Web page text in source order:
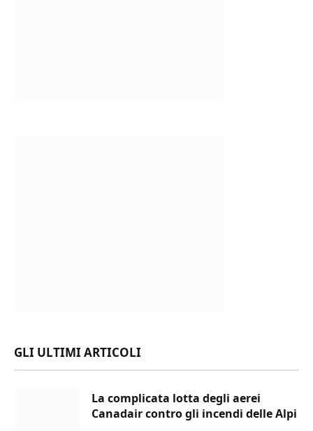
GLI ULTIMI ARTICOLI
La complicata lotta degli aerei
Canadair contro gli incendi delle Alpi